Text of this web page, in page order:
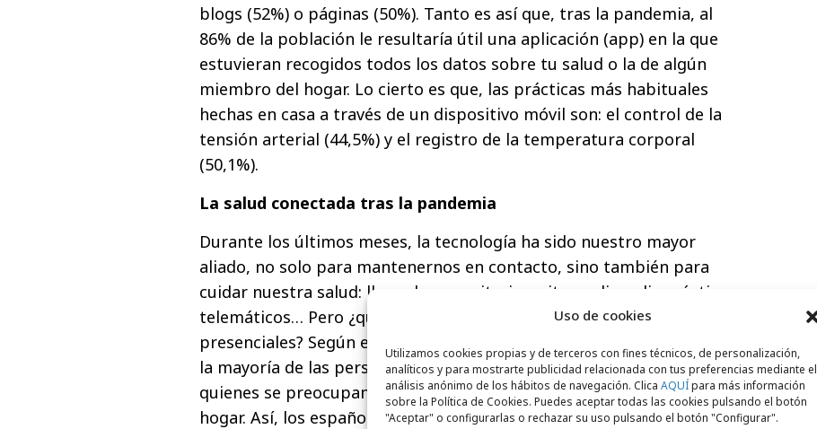
Uso de cookies
Utilizamos cookies propias y de terceros con fines técnicos, de personalización,
analíticos y para mostrarte publicidad relacionada con tus preferencias mediante el
análisis anónimo de los hábitos de navegación. Clica AQUÍpara más información
sobre la Política de Cookies. Puedes aceptar todas las cookies pulsando el botón
"Aceptar" o configurarlas o rechazar su uso pulsando el botón "Configurar".
blogs (52%) o páginas (50%). Tanto es así que, tras la pandemia, al
86% de la población le resultaría útil una aplicación (app) en la que
estuvieran recogidos todos los datos sobre tu salud o la de algún
miembro del hogar. Lo cierto es que, las prácticas más habituales
hechas en casa a través de un dispositivo móvil son: el control de la
tensión arterial (44,5%) y el registro de la temperatura corporal
(50,1%).
La salud conectada tras la pandemia
Durante los últimos meses, la tecnología ha sido nuestro mayor
aliado, no solo para mantenernos en contacto, sino también para
cuidar nuestra salud: llamadas a sanitarios, citas online, diagnósticos
telemáticos… Pero ¿qué pasa con las revisiones periódicas y las citas
presenciales? Según el último estudio desarrollado por PIC Solution,
la mayoría de las personas (77,2%) indican que son ellas mismas
quienes se preocupan del cuidado de la salud de los miembros de su
hogar. Así, los españoles comenzaron a haceruso de las